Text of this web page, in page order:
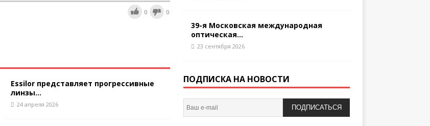
0 0
Essilor представляет прогрессивные
линзы...
24 апреля 2026
39-я Московская международная
оптическая...
23 сентября 2026
ПОДПИСКА НА НОВОСТИ
ПОДПИСАТЬСЯ